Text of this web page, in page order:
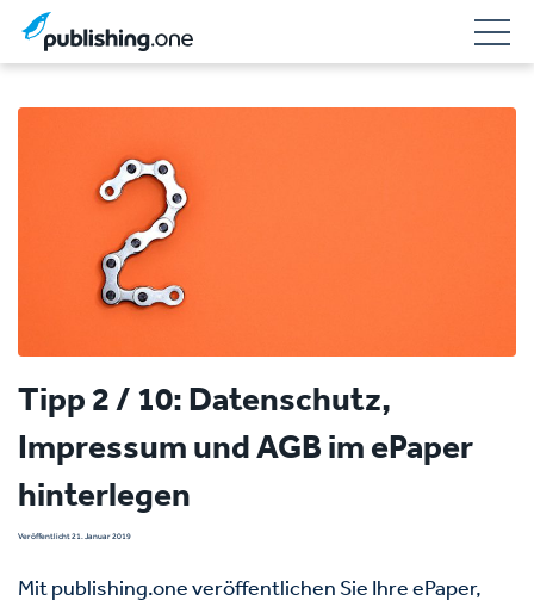
Tipp 2 / 10: Datenschutz,
Impressum und AGB im ePaper
hinterlegen
Veröffentlicht 21. Januar 2019
Mit publishing.one veröffentlichen Sie Ihre ePaper,